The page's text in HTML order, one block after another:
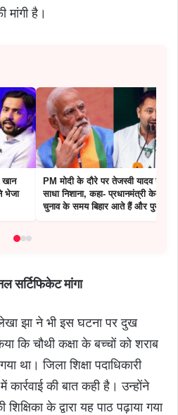
मांगी है।
खान
भेजा
PM मोदी के दौरे पर तेजस्वी यादव ने
साधा निशाना, कहा- प्रधानमंत्री केवल
चुनाव के समय बिहार आते हैं और पुरानी
सर्टिफिकेट मांगा
झा ने भी इस घटना पर दुख
कि चौथी कक्षा के बच्चों को शराब
था। जिला शिक्षा पदाधिकारी
की बात कही है। उन्होंने
के द्वारा यह पाठ पढ़ाया गया